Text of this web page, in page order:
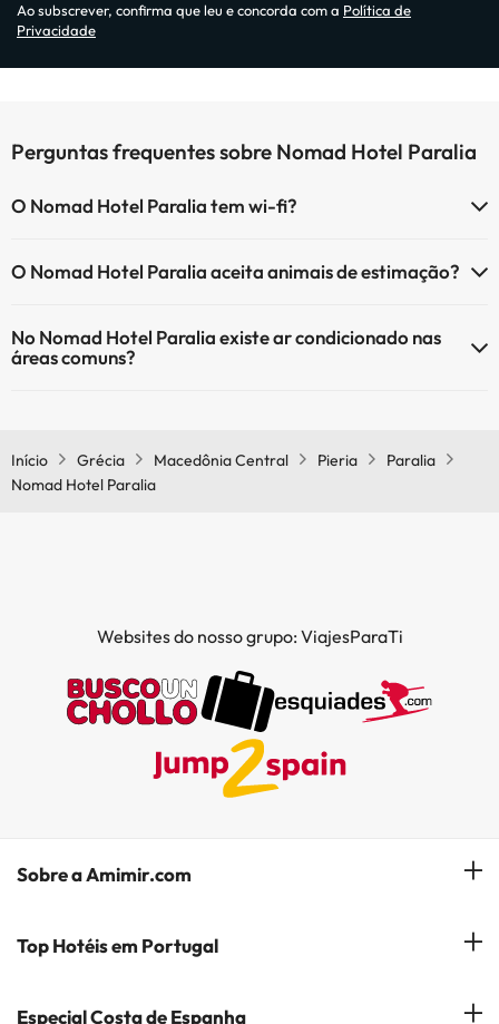
Ao subscrever, confirma que leu e concorda com a Política de
Privacidade
Perguntas frequentes sobre Nomad Hotel Paralia
O Nomad Hotel Paralia tem wi-fi?
O Nomad Hotel Paralia aceita animais de estimação?
No Nomad Hotel Paralia existe ar condicionado nas
áreas comuns?
Início Grécia Macedônia Central Pieria
Paralia
Nomad Hotel Paralia
Websites do nosso grupo: ViajesParaTi
Sobre a Amimir.com
Quem somos?
Top Hotéis em Portugal
Hóteis em Lisboa
Especial Costa de Espanha